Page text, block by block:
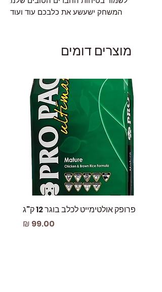
המשחק ישעשע את כלבכם עוד ועוד
מוצרים דומים
פרופק אולטימייט לכלב בוגר 12 ק"ג
מחיר